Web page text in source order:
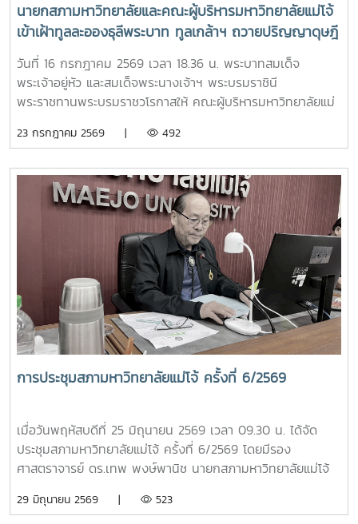
นายกสภามหาวิทยาลัยและคณะผู้บริหารมหาวิทยาลัยแม่โจ้
เข้าเฝ้าทูลละอองธุลีพระบาท ทูลเกล้าฯ ถวายปริญญาดุษฎี
บัณฑิตกิตติมศักดิ์ ครุยวิทยฐานะ และผลิตภัณฑ์มงคลที่
เป็นตัวแทนแห่งความสำเร็จของมหาวิทยาลัยร่วมกับชุมชน
แด่พระบาทสมเด็จพระเจ้าอยู่หัว และสมเด็จพระนางเจ้าฯ
วันที่ 16 กรกฎาคม 2569 เวลา 18.36 น. พระบาทสมเด็จ
พระเจ้าอยู่หัว และสมเด็จพระนางเจ้าฯ พระบรมราชินี
พระราชทานพระบรมราชวโรกาสให้ คณะผู้บริหารมหาวิทยาลัยแม่
บัณฑิตกิตติมศักดิ์ ครุยวิทยฐานะ และผลิตภัณฑ์มงคลที่เป็น
รองศาสตราจารย์ ดร.เทพ พงษ์พานิช นายกสภามหาวิทยาลัยแม่
โจ้ นำคณะผู้บริหารมหาวิทยาลัยเข้าเฝ้าฯ ทูลเกล้าทูลกระหม่อม
ถวายปริญญาดุษฎีบัณฑิตกิตติมศักดิ์ สาขาการพัฒนาภูมิสังคม
อย่างยั่งยืน แด่พระบาทสมเด็จพระเจ้าอยู่หัว เพื่อเฉลิมพระเกียรติ
คุณในพระวิสัยทัศน์และการพัฒนาประเทศอย่างยั่งยืน และทูล
เกล้าทูลกระหม่อมถวายปริญญาปรัชญาดุษฎีบัณฑิตกิตติมศักดิ์
สาขาวิชาการจัดการการท่องเที่ยว (หลักสูตรนานาชาติ) พร้อม
ครุยวิทยฐานะ แด่สมเด็จพระนางเจ้า ฯ พระบรมราชินี เพื่อ
เฉลิมพระเกียรติคุณที่ทรงสร้างแรงบันดาลใจให้เกิดการพัฒนา
แหล่งท่องเที่ยวเชิงวัฒนธรรม และขับเคลื่อนอุตสาหกรรมท่อง
เที่ยวไทยให้เป็นที่ประจักษ์ การทูลเกล้าทูลกระหม่อมถวาย
ปริญญาบัตรในครั้งนี้ สะท้อนถึงพระอัจฉริยภาพและพระวิสัยทัศน์
ไปกับการอนุรักษ์ทรัพยากรธรรมชาติและสิ่งแวดล้อมอย่างสมดุล
ซึ่งสอดคล้องกับหลักการและปรัชญาของสาขาวิชาการพัฒนาภูมิ
สังคมอย่างยั่งยืน ที่มหาวิทยาลัยแม่โจ้ได้มุ่งเน้นเสริมสร้างองค์
23 กรกฎาคม 2569 | 492
การประชุมสภามหาวิทยาลัยแม่โจ้ ครั้งที่ 6/2569
เมื่อวันพฤหัสบดีที่ 25 มิถุนายน 2569 เวลา 09.30 น. ได้จัด
ประชุมสภามหาวิทยาลัยแม่โจ้ ครั้งที่ 6/2569 โดยมีรอง
ศาสตราจารย์ ดร.เทพ พงษ์พานิช นายกสภามหาวิทยาลัยแม่โจ้
อาคารสำนักงานมหาวิทยาลัย 2 มหาวิทยาลัยแม่โจ้ และจัดประชุม
29 มิถุนายน 2569 | 523